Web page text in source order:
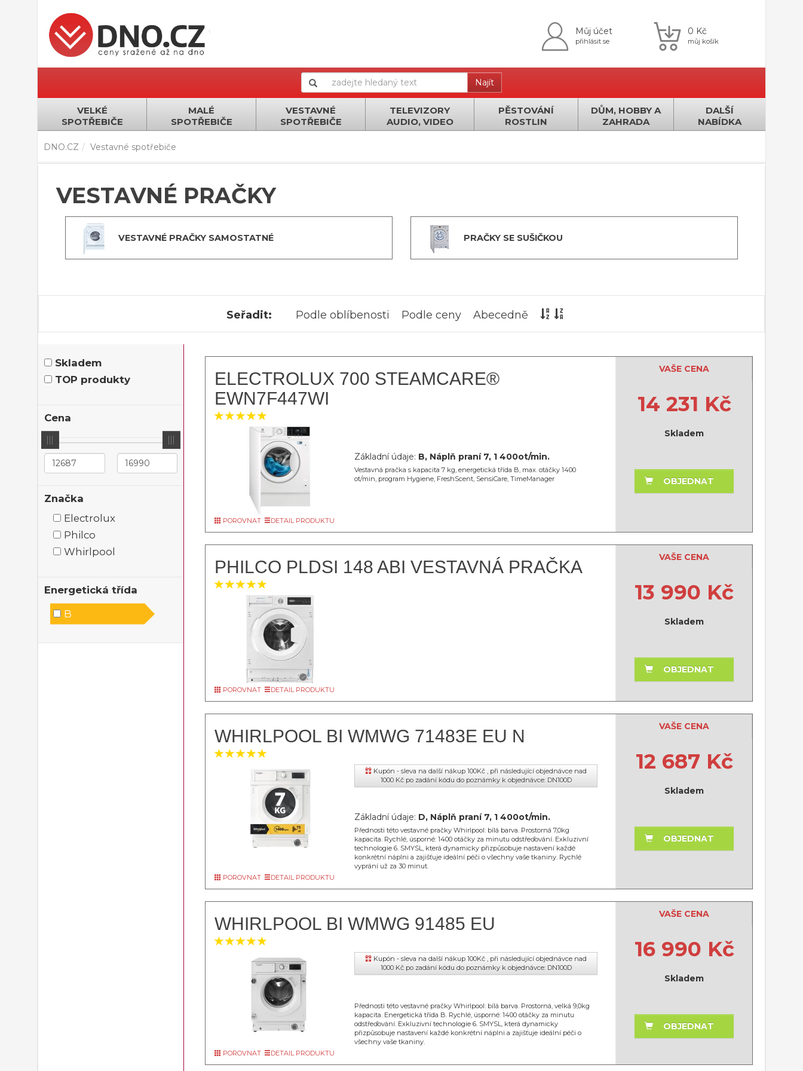
Můj účet
přihlásit se
0 Kč
můj košík
Najít
VELKÉ
SPOTŘEBIČE
MALÉ
SPOTŘEBIČE
VESTAVNÉ
SPOTŘEBIČE
TELEVIZORY
AUDIO, VIDEO
PĚSTOVÁNÍ
ROSTLIN
DŮM, HOBBY A
ZAHRADA
DALŠÍ
NABÍDKA
DNO.CZ Vestavné spotřebiče
VESTAVNÉ PRAČKY
VESTAVNÉ PRAČKY SAMOSTATNÉ PRAČKY SE SUŠIČKOU
Seřadit: Podle oblíbenosti Podle ceny Abecedně
Skladem
TOP produkty
Cena
Značka
Electrolux
Philco
Whirlpool
Energetická třída
B
ELECTROLUX 700 STEAMCARE®
EWN7F447WI
Základní údaje: B, Náplň praní 7, 1 400ot/min.
Vestavná pračka s kapacita 7 kg, energetická třída B, max. otáčky 1400
ot/min, program Hygiene, FreshScent, SensiCare, TimeManager
POROVNAT DETAIL PRODUKTU
VAŠE CENA
14 231 Kč
Skladem
OBJEDNAT
PHILCO PLDSI 148 ABI VESTAVNÁ PRAČKA
POROVNAT DETAIL PRODUKTU
VAŠE CENA
13 990 Kč
Skladem
OBJEDNAT
WHIRLPOOL BI WMWG 71483E EU N
Kupón - sleva na další nákup 100Kč , při následující objednávce nad
1000 Kč po zadání kódu do poznámky k objednávce: DN100D
Základní údaje: D, Náplň praní 7, 1 400ot/min.
Přednosti této vestavné pračky Whirlpool: bílá barva. Prostorná 7,0kg
kapacita. Rychlé, úsporné: 1400 otáčky za minutu odstřeďování. Exkluzivní
technologie 6. SMYSL, která dynamicky přizpůsobuje nastavení každé
konkrétní náplni a zajišťuje ideální péči o všechny vaše tkaniny. Rychlé
vyprání už za 30 minut.
POROVNAT
DETAIL PRODUKTU
VAŠE CENA
12 687 Kč
Skladem
OBJEDNAT
WHIRLPOOL BI WMWG 91485 EU
Kupón - sleva na další nákup 100Kč , při následující objednávce nad
1000 Kč po zadání kódu do poznámky k objednávce: DN100D
Přednosti této vestavné pračky Whirlpool: bílá barva. Prostorná, velká 9,0kg
kapacita. Energetická třída B. Rychlé, úsporné: 1400 otáčky za minutu
odstřeďování. Exkluzivní technologie 6. SMYSL, která dynamicky
přizpůsobuje nastavení každé konkrétní náplni a zajišťuje ideální péči o
všechny vaše tkaniny.
POROVNAT
DETAIL PRODUKTU
VAŠE CENA
16 990 Kč
Skladem
OBJEDNAT